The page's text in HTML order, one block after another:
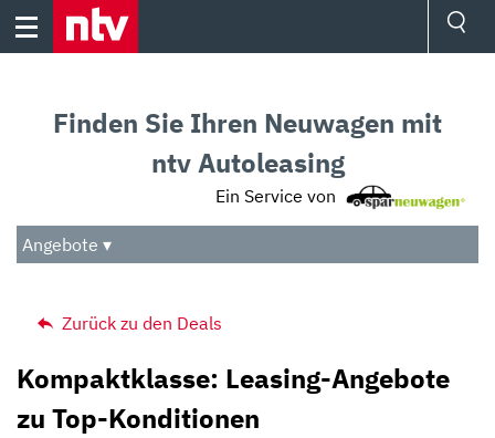
Skip
Audio
Das Beste
Finden Sie Ihren Neuwagen mit
ntv Autoleasing
Ein Service von
Angebote ▾
Zurück zu den Deals
Kompaktklasse: Leasing-Angebote
zu Top-Konditionen